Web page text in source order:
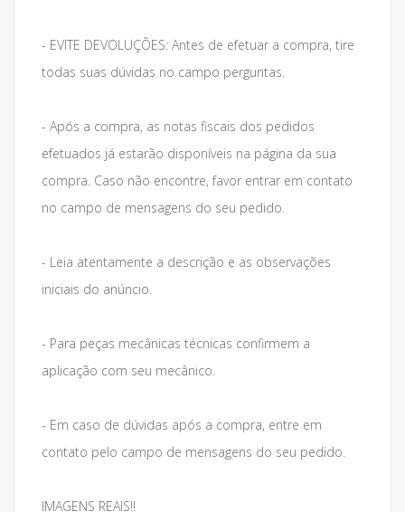
- EVITE DEVOLUÇÕES: Antes de efetuar a compra, tire
todas suas dúvidas no campo perguntas.
- Após a compra, as notas fiscais dos pedidos
efetuados já estarão disponíveis na página da sua
compra. Caso não encontre, favor entrar em contato
no campo de mensagens do seu pedido.
- Leia atentamente a descrição e as observações
iniciais do anúncio.
- Para peças mecânicas técnicas confirmem a
aplicação com seu mecânico.
- Em caso de dúvidas após a compra, entre em
contato pelo campo de mensagens do seu pedido.
IMAGENS REAIS!!